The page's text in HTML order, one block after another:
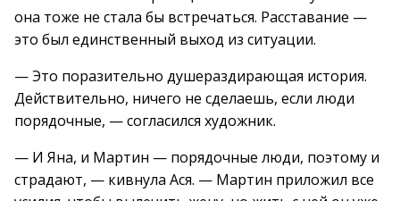
она тоже не стала бы встречаться. Расставание —
это был единственный выход из ситуации.
— Это поразительно душераздирающая история.
Действительно, ничего не сделаешь, если люди
порядочные, — согласился художник.
— И Яна, и Мартин — порядочные люди, поэтому и
страдают, — кивнула Ася. — Мартин приложил все